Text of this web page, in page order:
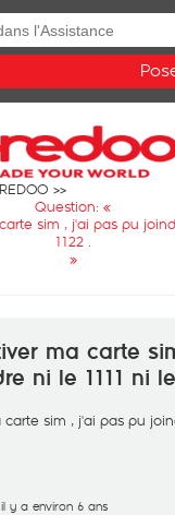
Question: «
sim , j'ai pas pu
1122 .
»
ma carte
ni le 1111 ni
sim , j'ai pas pu
il y a environ 6 ans